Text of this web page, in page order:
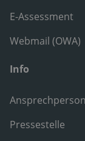
E-Assessment
Webmail (OWA)
Info
Pressestelle